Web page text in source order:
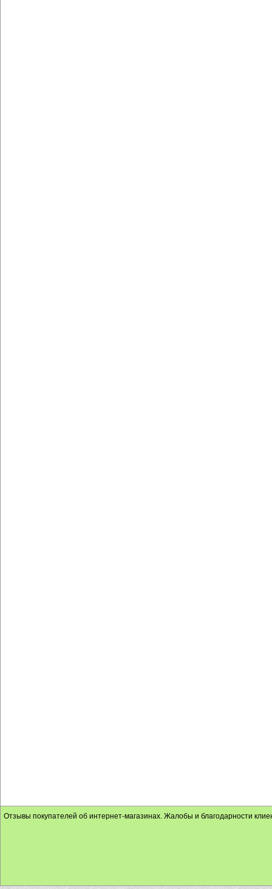
Отзывы покупателей об интернет-магазинах. Жалобы и благодарности